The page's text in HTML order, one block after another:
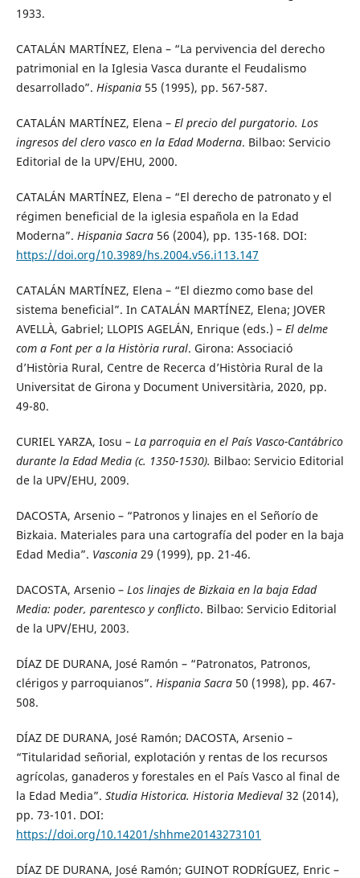
1933.
CATALÁN MARTÍNEZ, Elena – “La pervivencia del derecho
patrimonial en la Iglesia Vasca durante el Feudalismo
desarrollado”. Hispania55 (1995), pp. 567-587.
CATALÁN MARTÍNEZ, Elena – El precio del purgatorio. Los
ingresos del clero vasco en la Edad Moderna. Bilbao: Servicio
Editorial de la UPV/EHU, 2000.
CATALÁN MARTÍNEZ, Elena – “El derecho de patronato y el
régimen beneficial de la iglesia española en la Edad
Moderna”. Hispania Sacra56 (2004), pp. 135-168. DOI:
https://doi.org/10.3989/hs.2004.v56.i113.147
CATALÁN MARTÍNEZ, Elena – “El diezmo como base del
sistema beneficial”. In CATALÁN MARTÍNEZ, Elena; JOVER
AVELLÀ, Gabriel; LLOPIS AGELÁN, Enrique (eds.) – El delme
com a Font per a la Història rural. Girona: Associació
d’Història Rural, Centre de Recerca d’Història Rural de la
Universitat de Girona y Document Universitària, 2020, pp.
49-80.
CURIEL YARZA, Iosu – La parroquia en el País Vasco-Cantábrico
durante la Edad Media (c. 1350-1530). Bilbao: Servicio Editorial
de la UPV/EHU, 2009.
DACOSTA, Arsenio – “Patronos y linajes en el Señorío de
Bizkaia. Materiales para una cartografía del poder en la baja
Edad Media”. Vasconia29 (1999), pp. 21-46.
DACOSTA, Arsenio – Los linajes de Bizkaia en la baja Edad
Media: poder, parentesco y conflicto. Bilbao: Servicio Editorial
de la UPV/EHU, 2003.
DÍAZ DE DURANA, José Ramón – “Patronatos, Patronos,
clérigos y parroquianos”. Hispania Sacra50 (1998), pp. 467-
508.
DÍAZ DE DURANA, José Ramón; DACOSTA, Arsenio –
“Titularidad señorial, explotación y rentas de los recursos
agrícolas, ganaderos y forestales en el País Vasco al final de
la Edad Media”. Studia Historica. Historia Medieval32 (2014),
pp. 73-101. DOI:
https://doi.org/10.14201/shhme20143273101
DÍAZ DE DURANA, José Ramón; GUINOT RODRÍGUEZ, Enric –